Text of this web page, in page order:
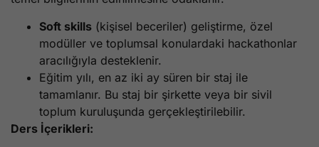
Soft skills (kişisel beceriler) geliştirme, özel
modüller ve toplumsal konulardaki hackathonlar
aracılığıyla desteklenir.
Eğitim yılı, en az iki ay süren bir staj ile
tamamlanır. Bu staj bir şirkette veya bir sivil
toplum kuruluşunda gerçekleştirilebilir.
Ders İçerikleri: